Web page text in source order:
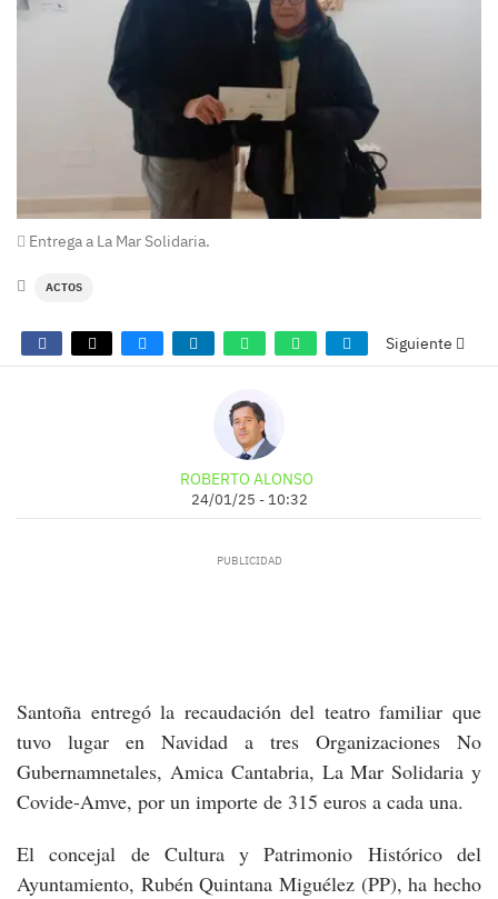
Entrega a La Mar Solidaria.
ACTOS
Siguiente
ROBERTO ALONSO
24/01/25 - 10:32
Santoña entregó la recaudación del teatro familiar que
tuvo lugar en Navidad a tres Organizaciones No
Gubernamnetales, Amica Cantabria, La Mar Solidaria y
Covide-Amve, por un importe de 315 euros a cada una.
El concejal de Cultura y Patrimonio Histórico del
Ayuntamiento, Rubén Quintana Miguélez (PP), ha hecho